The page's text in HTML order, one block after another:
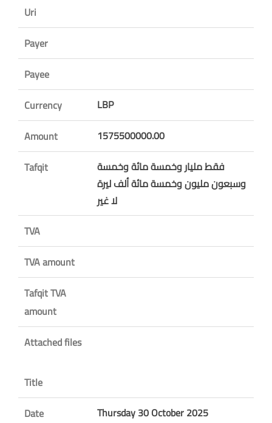
Uri
Payer
Payee
Currency
LBP
Amount
1575500000.00
Tafqit
فقط مليار وخمسة مائة وخمسة
وسبعون مليون وخمسة مائة ألف ليرة
لا غير
TVA
TVA amount
Tafqit TVA
amount
Attached files
Title
Date
Thursday 30 October 2025